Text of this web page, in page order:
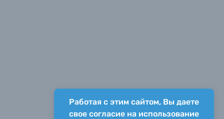
Работая с этим сайтом, Вы даете
свое согласие на использование